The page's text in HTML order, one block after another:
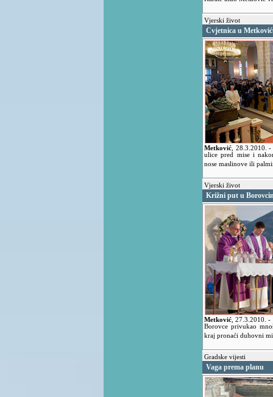
Vjerski život
Cvjetnica u
Metković 28.3.2010. -
ulice pred mise i
nose maslinove ili
Vjerski život
Križni put u
Metković ,27.3.2010.-
Borovce privukao
kraj pronaći duhovni
Gradske vijesti
Vaga prema planu